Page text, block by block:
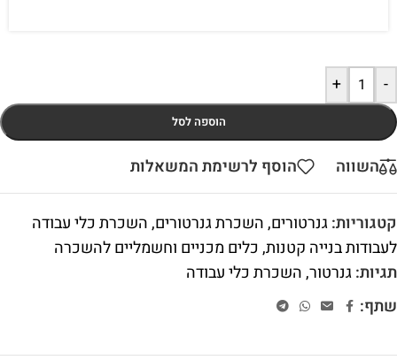
-
+
הוספה לסל
השווה הוסף לרשימת המשאלות
קטגוריות:גנרטורים,השכרת גנרטורים,השכרת כלי עבודה
לעבודות בנייה קטנות,כלים מכניים וחשמליים להשכרה
תגיות:גנרטור,השכרת כלי עבודה
שתף: